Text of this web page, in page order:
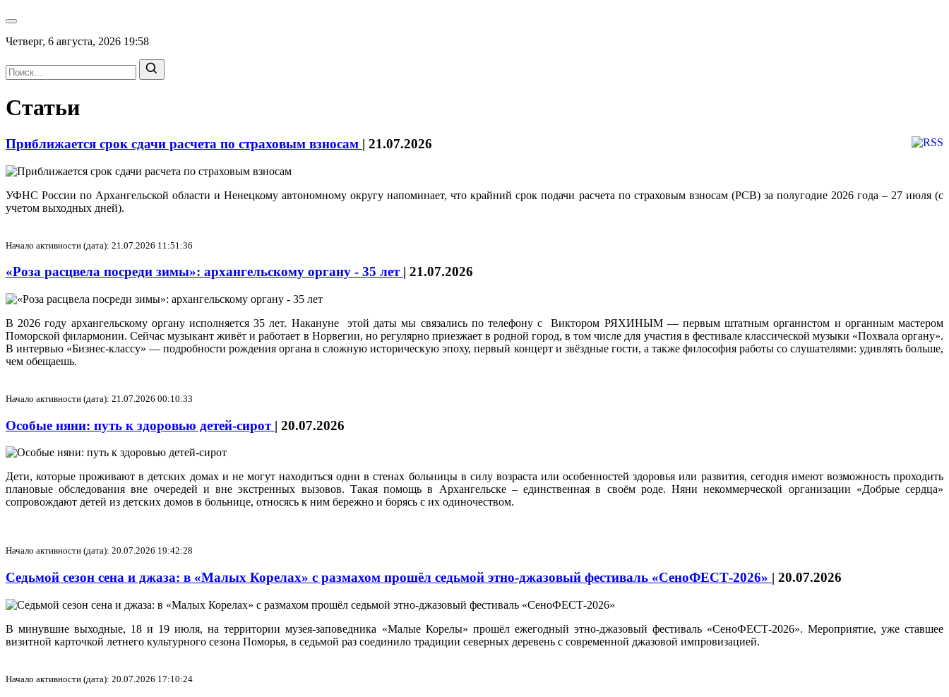
Четверг, 6 августа, 2026 19:58
Статьи
Приближается срок сдачи расчета по страховым взносам | 21.07.2026
УФНС России по Архангельской области и Ненецкому автономному округу напоминает, что крайний срок подачи расчета по страховым взносам (РСВ) за полугодие 2026 года – 27 июля (с
учетом выходных дней).
Начало активности (дата): 21.07.2026 11:51:36
«Роза расцвела посреди зимы»: архангельскому органу - 35 лет | 21.07.2026
В 2026 году архангельскому органу исполняется 35 лет. Накануне этой даты мы связались по телефону с Виктором РЯХИНЫМ — первым штатным органистом и органным мастером
Поморской филармонии. Сейчас музыкант живёт и работает в Норвегии, но регулярно приезжает в родной город, в том числе для участия в фестивале классической музыки «Похвала органу».
В интервью «Бизнес-классу» — подробности рождения органа в сложную историческую эпоху, первый концерт и звёздные гости, а также философия работы со слушателями: удивлять больше,
чем обещаешь.
Начало активности (дата): 21.07.2026 00:10:33
Особые няни: путь к здоровью детей-сирот | 20.07.2026
Дети, которые проживают в детских домах и не могут находиться одни в стенах больницы в силу возраста или особенностей здоровья или развития, сегодня имеют возможность проходить
плановые обследования вне очередей и вне экстренных вызовов. Такая помощь в Архангельске – единственная в своём роде. Няни некоммерческой организации «Добрые сердца»
сопровождают детей из детских домов в больнице, относясь к ним бережно и борясь с их одиночеством.
Начало активности (дата): 20.07.2026 19:42:28
Седьмой сезон сена и джаза: в «Малых Корелах» с размахом прошёл седьмой этно-джазовый фестиваль «СеноФЕСТ-2026» | 20.07.2026
В минувшие выходные, 18 и 19 июля, на территории музея-заповедника «Малые Корелы» прошёл ежегодный этно-джазовый фестиваль «СеноФЕСТ-2026». Мероприятие, уже ставшее
визитной карточкой летнего культурного сезона Поморья, в седьмой раз соединило традиции северных деревень с современной джазовой импровизацией.
Начало активности (дата): 20.07.2026 17:10:24